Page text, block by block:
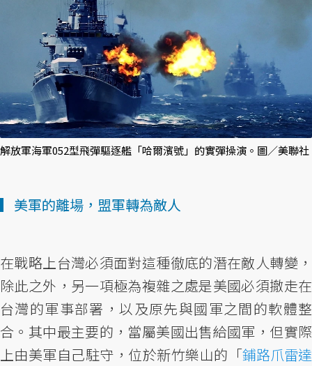
解放軍海軍052型飛彈驅逐艦「哈爾濱號」的實彈操演。圖／美聯社
▎美軍的離場，盟軍轉為敵人
在戰略上台灣必須面對這種徹底的潛在敵人轉變，
除此之外，另一項極為複雜之處是美國必須撤走在
台灣的軍事部署，以及原先與國軍之間的軟體整
合。其中最主要的，當屬美國出售給國軍，但實際
上由美軍自己駐守，位於新竹樂山的「鋪路爪雷達